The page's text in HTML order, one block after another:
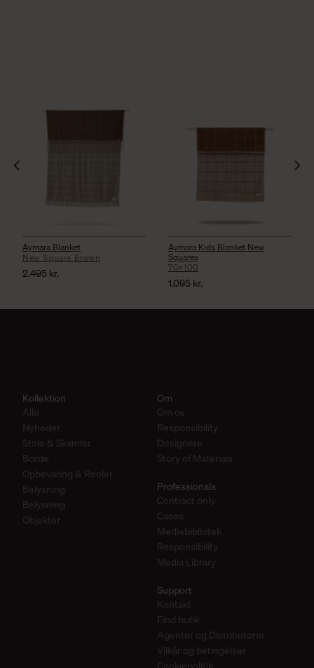
Aymara Blanket
New Square Brown
2.495kr.
Aymara Kids Blanket New
Squares
70×100
1.095kr.
Kollektion
Alle
Nyheder
Stole & Skamler
Borde
Opbevaring & Reoler
Belysning
Belysning
Objekter
Om
Om os
Responsibility
Designere
Story of Materials
Professionals
Contract only
Cases
Mediebibliotek
Responsibility
Media Library
Support
Kontakt
Find butik
Agenter og Distributører
Vilkår og betingelser